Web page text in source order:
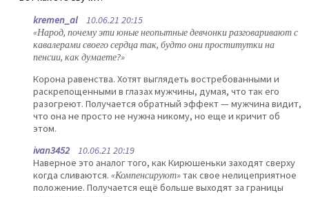
kremen_al 10.06.21 20:15
«Народ, почему эти юные неопытные девчонки разговаривают с
кавалерами своего сердца так, будто они проститутки на
пенсии, как думаете?»
Корона равенства. Хотят выглядеть востребованными и
раскрепощенными в глазах мужчины, думая, что так его
разогреют. Получается обратный эффект — мужчина видит,
что она не просто не нужна никому, но еще и кричит об
этом.
ivan3452 10.06.21 20:19
Наверное это аналог того, как Кирюшеньки заходят сверху
когда сливаются. «Компенсируют»так свое нелицеприятное
положение. Получается ещё больше выходят за границы